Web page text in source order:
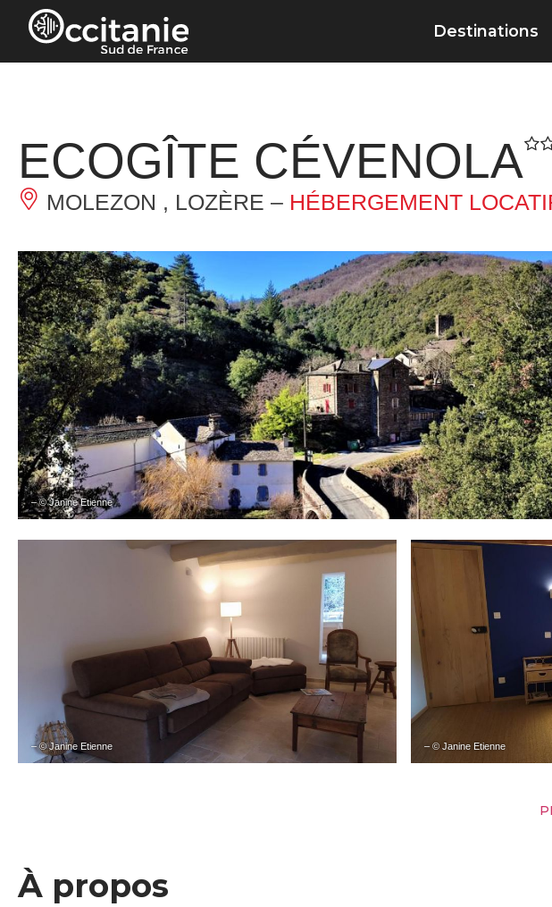
Panneau de gestion des cookies
Destinations
ECOGÎTE CÉVENOLA
MOLEZON , LOZÈRE – HÉBERGEMENT
– © Janine Etienne
– © Janine Etienne – © Janine Etienne
À propos